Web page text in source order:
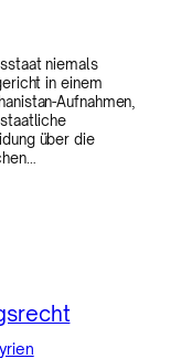
niemals
in einem
Aufnahmen,
über die